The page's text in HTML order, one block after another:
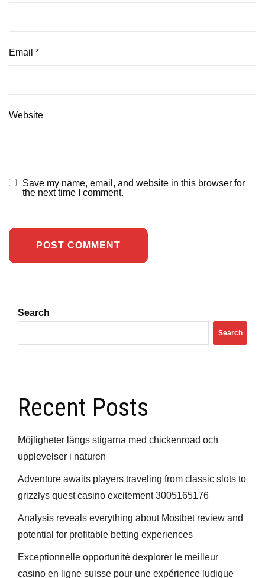
Email *
Website
Save my name, email, and website in this browser for
the next time I comment.
Search
Search
Recent Posts
Möjligheter längs stigarna med chickenroad och
upplevelser i naturen
Adventure awaits players traveling from classic slots to
grizzlys quest casino excitement 3005165176
Analysis reveals everything about Mostbet review and
potential for profitable betting experiences
Exceptionnelle opportunité dexplorer le meilleur
casino en ligne suisse pour une expérience ludique